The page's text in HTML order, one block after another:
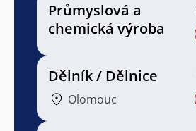
Průmyslová a
chemická výroba
Dělník / Dělnice
Olomouc